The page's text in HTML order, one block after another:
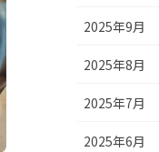
2025年9月
2025年8月
2025年7月
2025年6月